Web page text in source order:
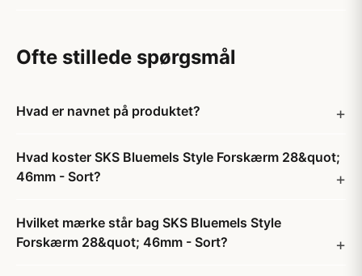
Ofte stillede spørgsmål
Hvad er navnet på produktet?
Hvad koster SKS Bluemels Style Forskærm 28&quot;
46mm - Sort?
Hvilket mærke står bag SKS Bluemels Style
Forskærm 28&quot; 46mm - Sort?